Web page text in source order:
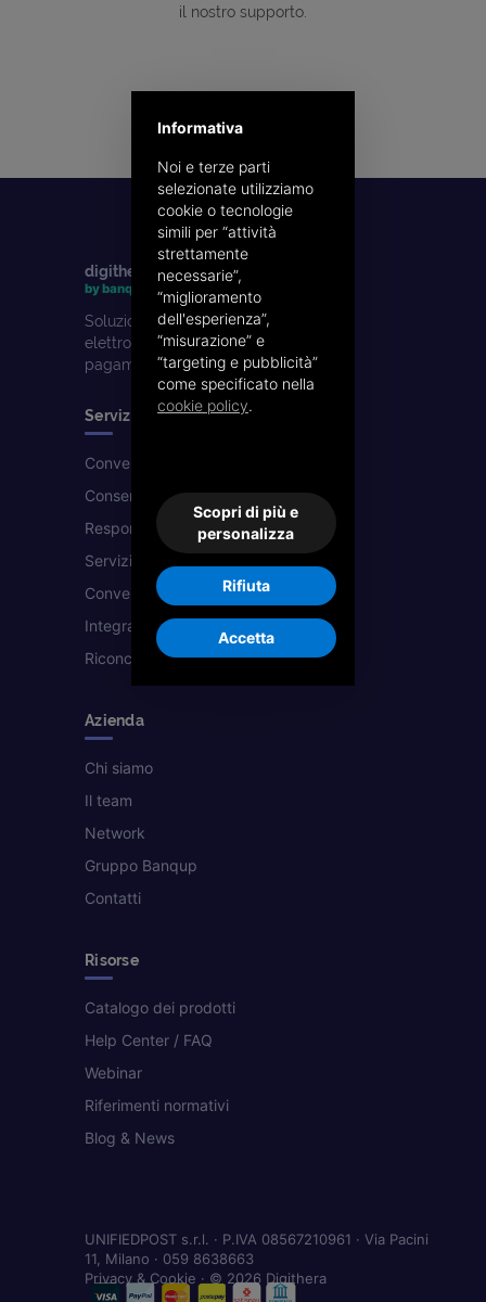
il nostro supporto.
digithera
by banqup
Soluzioni digitali per la fatturazione
elettronica, la conservazione e i
pagamenti. Parte del gruppo Banqup.
Servizi
Conversione PDF & Esterometro
Conservazione sostitutiva
Responsabile della Conservazione
Servizio clienti dedicato
Conversione tra formati
Integrazione con gli ERP
Riconciliazione pagamenti
Azienda
Chi siamo
Il team
Network
Gruppo Banqup
Contatti
Risorse
Catalogo dei prodotti
Help Center / FAQ
Webinar
Riferimenti normativi
Blog & News
UNIFIEDPOST s.r.l. · P.IVA 08567210961 · Via Pacini
11, Milano · 059 8638663
Privacy & Cookie · © 2026 Digithera
Informativa
Noi e terze parti
selezionate utilizziamo
cookie o tecnologie
simili per “attività
strettamente
necessarie”,
“miglioramento
dell'esperienza”,
“misurazione” e
“targeting e pubblicità”
come specificato nella
cookie policy.
Scopri di più e
personalizza
Rifiuta
Accetta